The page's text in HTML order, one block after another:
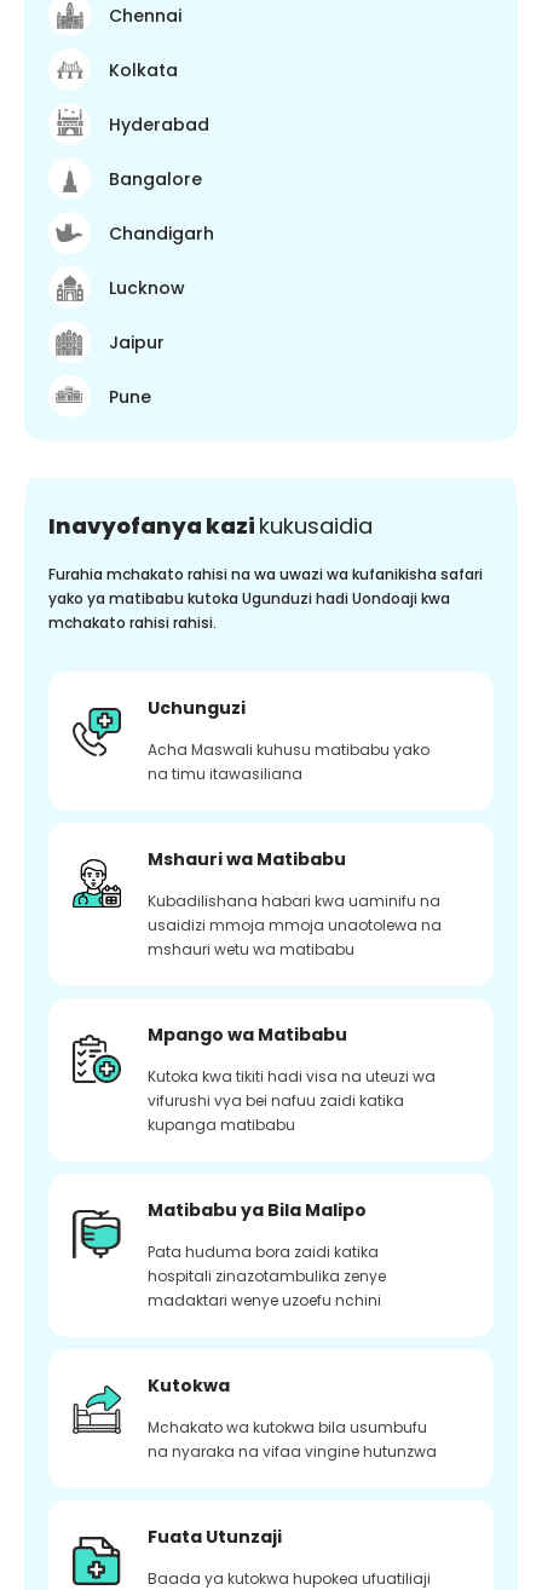
Chennai
Kolkata
Hyderabad
Bangalore
Chandigarh
Lucknow
Jaipur
Pune
Inavyofanya kazi kukusaidia
Furahia mchakato rahisi na wa uwazi wa kufanikisha safari
yako ya matibabu kutoka Ugunduzi hadi Uondoaji kwa
mchakato rahisi rahisi.
Uchunguzi
Acha Maswali kuhusu matibabu yako
na timu itawasiliana
Mshauri wa Matibabu
Kubadilishana habari kwa uaminifu na
usaidizi mmoja mmoja unaotolewa na
mshauri wetu wa matibabu
Mpango wa Matibabu
Kutoka kwa tikiti hadi visa na uteuzi wa
vifurushi vya bei nafuu zaidi katika
kupanga matibabu
Matibabu ya Bila Malipo
Pata huduma bora zaidi katika
hospitali zinazotambulika zenye
madaktari wenye uzoefu nchini
Kutokwa
Mchakato wa kutokwa bila usumbufu
na nyaraka na vifaa vingine hutunzwa
Fuata Utunzaji
Baada ya kutokwa hupokea ufuatiliaji